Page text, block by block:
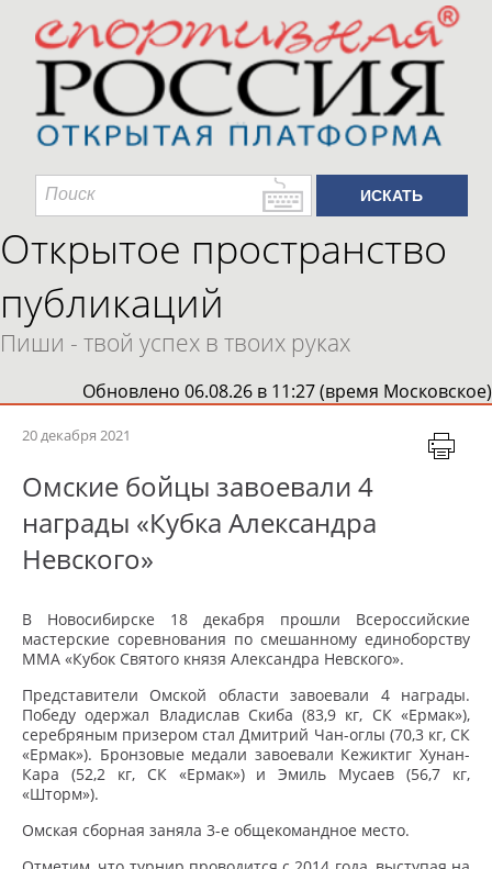
Открытое пространство
публикаций
Пиши - твой успех в твоих руках
Обновлено 06.08.26 в 11:27 (время Московское)
20 декабря 2021
Омские бойцы завоевали 4
награды «Кубка Александра
Невского»
В Новосибирске 18 декабря прошли Всероссийские
мастерские соревнования по смешанному единоборству
ММА «Кубок Святого князя Александра Невского».
Представители Омской области завоевали 4 награды.
Победу одержал Владислав Скиба (83,9 кг, СК «Ермак»),
серебряным призером стал Дмитрий Чан-оглы (70,3 кг, СК
«Ермак»). Бронзовые медали завоевали Кежиктиг Хунан-
Кара (52,2 кг, СК «Ермак») и Эмиль Мусаев (56,7 кг,
«Шторм»).
Омская сборная заняла 3-е общекомандное место.